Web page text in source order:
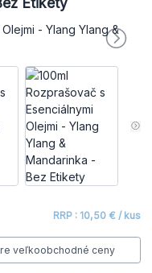
RRP : 10,50 € / kus
veľkoobchodné ceny